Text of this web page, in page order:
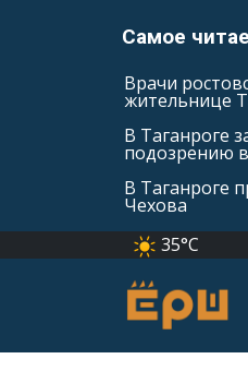
Самое
Врачи
жительнице
В Таганроге
подозрению
В Таганроге
Чехова
35°C